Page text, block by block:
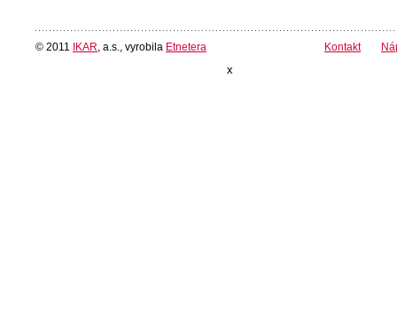
© 2011 IKAR , a.s., vyrobila Etnetera Kontakt
x